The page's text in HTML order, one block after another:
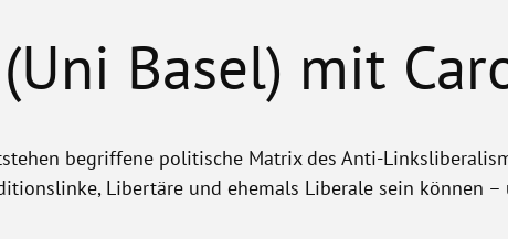
Basel) mit
begriffene politische Matrix des Anti-
Libertäre und ehemals Liberale sein können